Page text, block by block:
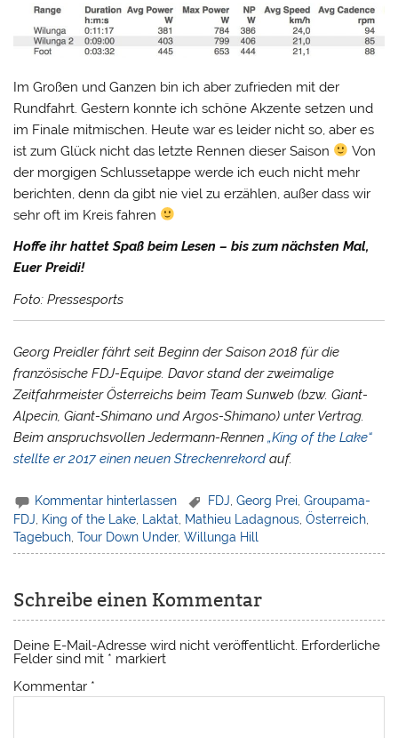
Im Großen und Ganzen bin ich aber zufrieden mit der
Rundfahrt. Gestern konnte ich schöne Akzente setzen und
im Finale mitmischen. Heute war es leider nicht so, aber es
ist zum Glück nicht das letzte Rennen dieser Saison
Von
der morgigen Schlussetappe werde ich euch nicht mehr
berichten, denn da gibt nie viel zu erzählen, außer dass wir
sehr oft im Kreis fahren
Hoffe ihr hattet Spaß beim Lesen – bis zum nächsten Mal,
Euer Preidi!
Foto: Pressesports
Georg Preidler fährt seit Beginn der Saison 2018 für die
französische FDJ-Equipe. Davor stand der zweimalige
Zeitfahrmeister Österreichs beim Team Sunweb (bzw. Giant-
Alpecin, Giant-Shimano und Argos-Shimano) unter Vertrag.
Beim anspruchsvollen Jedermann-Rennen„King of the Lake“
stellte er 2017 einen neuen Streckenrekord auf.
Kommentar hinterlassen FDJ ,Georg Prei ,Groupama-
FDJ
King of the Lake Laktat Mathieu Ladagnous ,Österreich
Tagebuch ,Tour Down Under,Willunga Hill
Schreibe einen Kommentar
Deine E-Mail-Adresse wird nicht veröffentlicht. Erforderliche
Felder sind mit * markiert
Kommentar *